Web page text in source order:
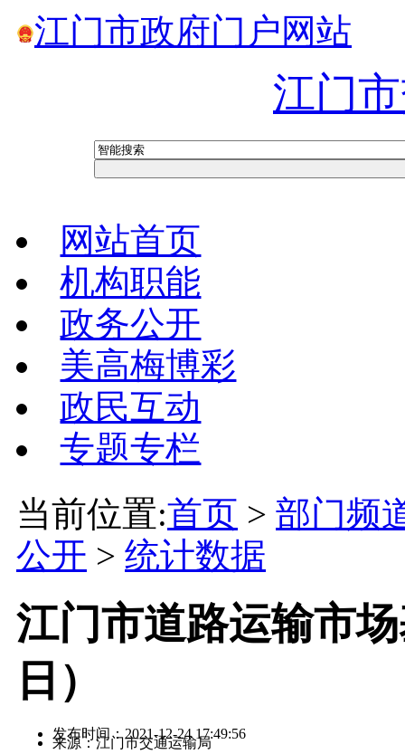
江门市政府门户网站
江门
网站首页
机构职能
政务公开
美高梅博彩
政民互动
专题专栏
当前位置:首页 > 部门频
公开 > 统计数据
江门市道路运输市
日）
发布时间：2021-12-24 17:49:56
来源：江门市交通运输局